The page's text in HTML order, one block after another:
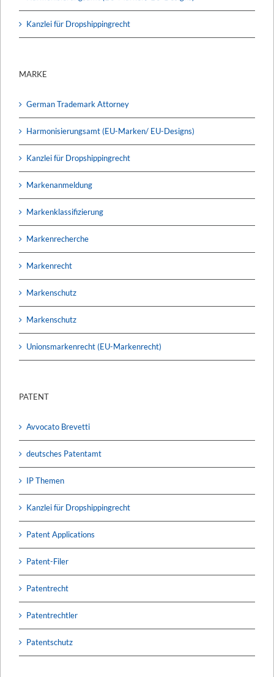
Kanzlei für Dropshippingrecht
MARKE
German Trademark Attorney
Harmonisierungsamt (EU-Marken/ EU-Designs)
Kanzlei für Dropshippingrecht
Markenanmeldung
Markenklassifizierung
Markenrecherche
Markenrecht
Markenschutz
Markenschutz
Unionsmarkenrecht (EU-Markenrecht)
PATENT
Avvocato Brevetti
deutsches Patentamt
IP Themen
Kanzlei für Dropshippingrecht
Patent Applications
Patent-Filer
Patentrecht
Patentrechtler
Patentschutz